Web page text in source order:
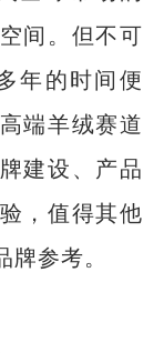
间。但不可
年的时间便
端羊绒赛道
建设、产品
，值得其他
参考。